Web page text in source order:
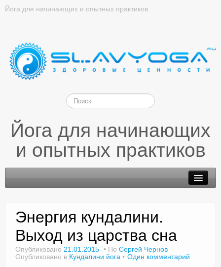
Йога для начинающих и опытных практиков
Йога для начинающих
и опытных практиков
Доктор Чернов
Энергия кундалини.
Выход из царства сна
Опубликовано 21.01.2015 По Сергей Чернов
Опубликовано в Кундалини йога Один комментарий